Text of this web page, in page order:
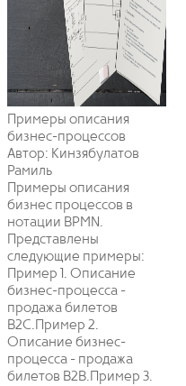
Примеры описания
бизнес-процессов
Автор: Кинзябулатов
Рамиль
Примеры описания
бизнес процессов в
нотации BPMN.
Представлены
следующие примеры:
Пример 1. Описание
бизнес-процесса -
продажа билетов
B2C.Пример 2.
Описание бизнес-
процесса - продажа
билетов B2B.Пример 3.